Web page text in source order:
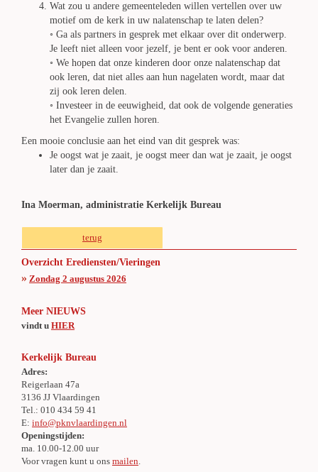
Wat zou u andere gemeenteleden willen vertellen over uw
motief om de kerk in uw nalatenschap te laten delen?
◦ Ga als partners in gesprek met elkaar over dit onderwerp.
Je leeft niet alleen voor jezelf, je bent er ook voor anderen.
◦ We hopen dat onze kinderen door onze nalatenschap dat
ook leren, dat niet alles aan hun nagelaten wordt, maar dat
zij ook leren delen.
◦ Investeer in de eeuwigheid, dat ook de volgende generaties
het Evangelie zullen horen.
Een mooie conclusie aan het eind van dit gesprek was:
Je oogst wat je zaait, je oogst meer dan wat je zaait, je oogst
later dan je zaait.
Ina Moerman, administratie Kerkelijk Bureau
terug
Overzicht Erediensten/Vieringen
» Zondag 2 augustus 2026
Meer NIEUWS
vindt u HIER
Kerkelijk Bureau
Adres:
Reigerlaan 47a
3136 JJ Vlaardingen
Tel.: 010 434 59 41
E: info@pknvlaardingen.nl
Openingstijden:
ma. 10.00-12.00 uur
Voor vragen kunt u ons mailen.